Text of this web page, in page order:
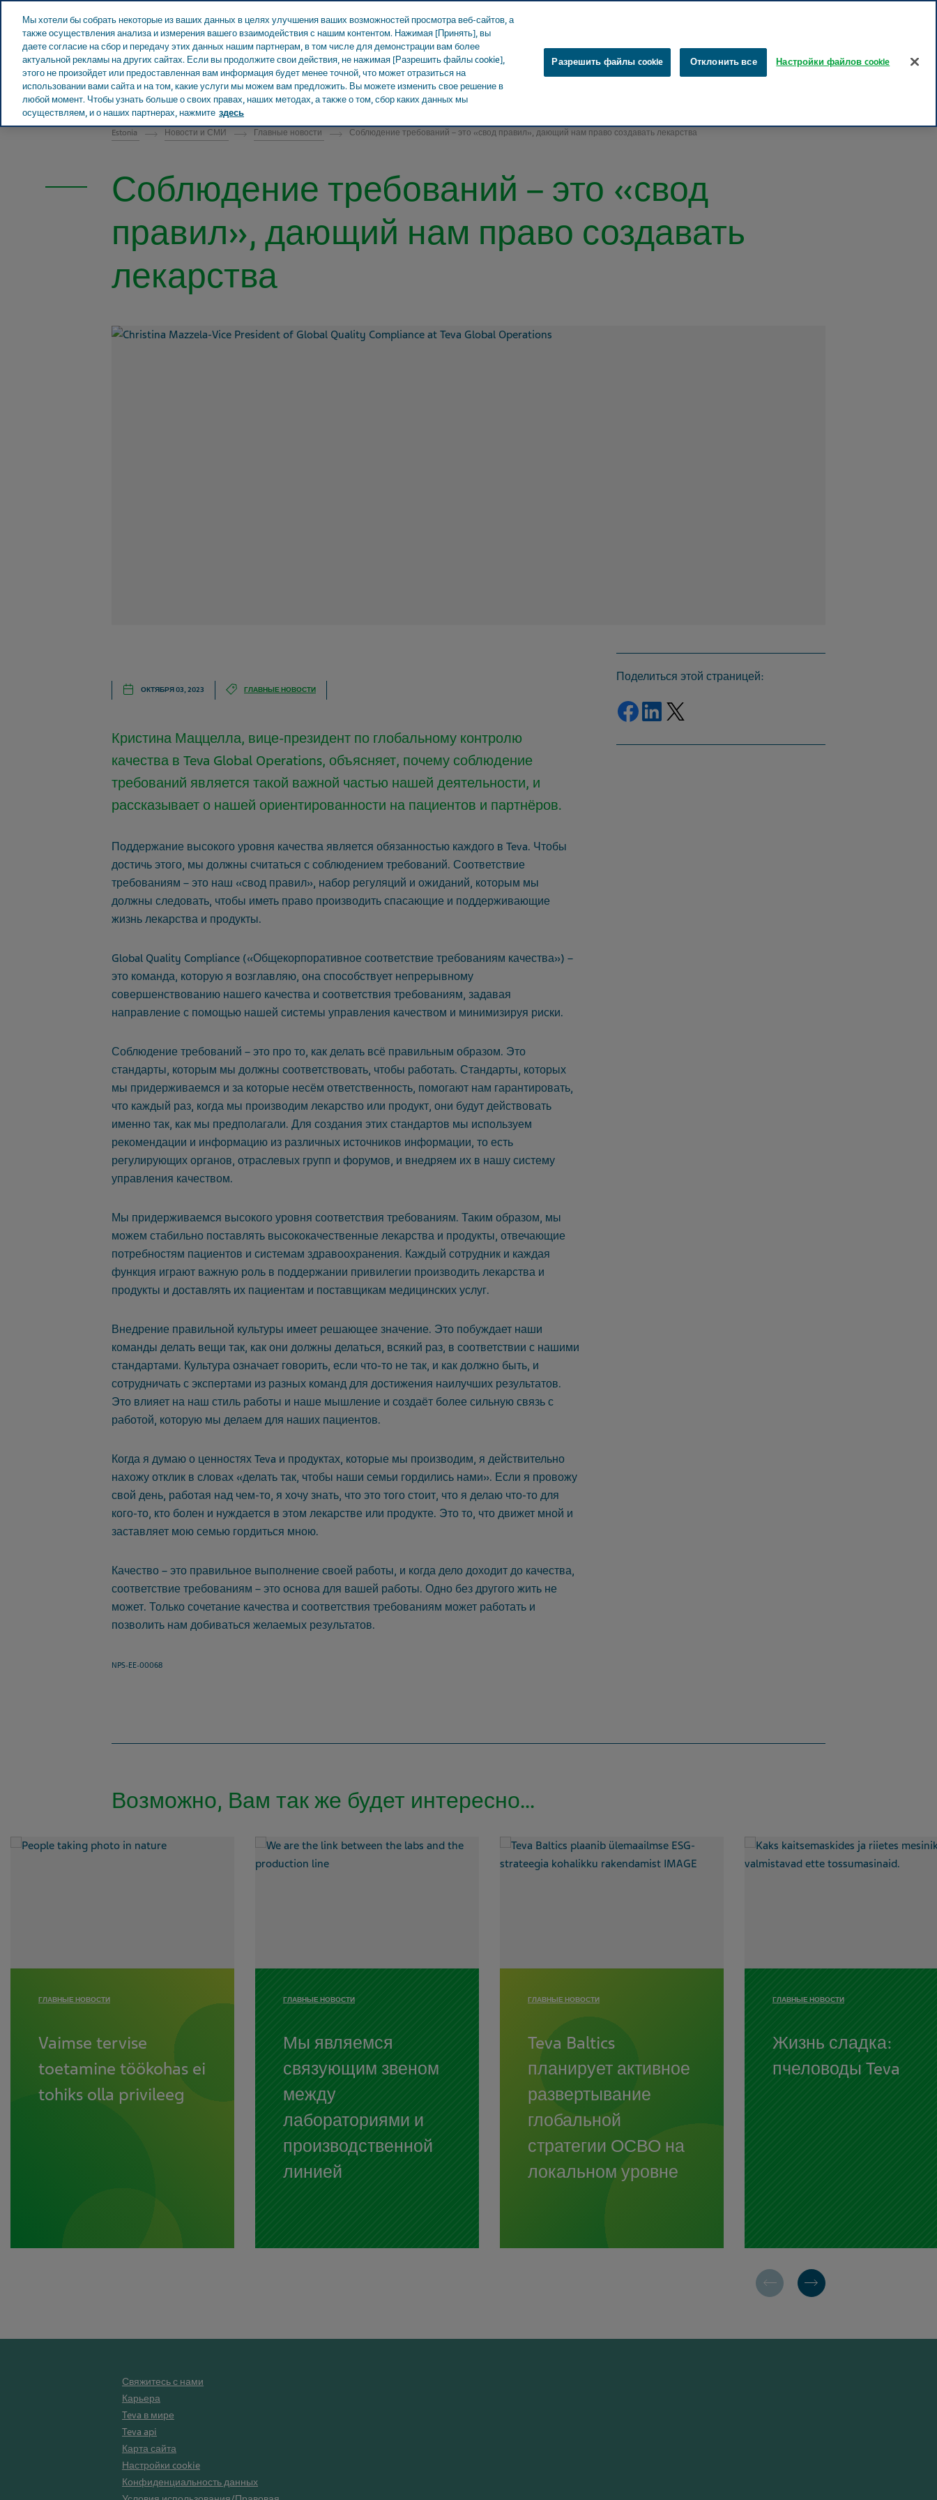
Teva в мире
О Teva Новости и СМИ
ЭСТОНИЯ
Estonia Новости и СМИ Главные новости Соблюдение требований – это «свод правил», дающий нам право создавать лекарства
Соблюдение требований – это «свод
правил», дающий нам право создавать
лекарства
ОКТЯБРЯ 03, 2023 ГЛАВНЫЕ НОВОСТИ
Кристина Маццелла, вице-президент по глобальному контролю
качества в Teva Global Operations, объясняет, почему соблюдение
требований является такой важной частью нашей деятельности, и
рассказывает о нашей ориентированности на пациентов и партнёров.
Поддержание высокого уровня качества является обязанностью каждого в Teva. Чтобы
достичь этого, мы должны считаться с соблюдением требований. Соответствие
требованиям – это наш «свод правил», набор регуляций и ожиданий, которым мы
должны следовать, чтобы иметь право производить спасающие и поддерживающие
жизнь лекарства и продукты.
Global Quality Compliance («Общекорпоративное соответствие требованиям качества») –
это команда, которую я возглавляю, она способствует непрерывному
совершенствованию нашего качества и соответствия требованиям, задавая
направление с помощью нашей системы управления качеством и минимизируя риски.
Соблюдение требований – это про то, как делать всё правильным образом. Это
стандарты, которым мы должны соответствовать, чтобы работать. Стандарты, которых
мы придерживаемся и за которые несём ответственность, помогают нам гарантировать,
что каждый раз, когда мы производим лекарство или продукт, они будут действовать
именно так, как мы предполагали. Для создания этих стандартов мы используем
рекомендации и информацию из различных источников информации, то есть
регулирующих органов, отраслевых групп и форумов, и внедряем их в нашу систему
управления качеством.
Мы придерживаемся высокого уровня соответствия требованиям. Таким образом, мы
можем стабильно поставлять высококачественные лекарства и продукты, отвечающие
потребностям пациентов и системам здравоохранения. Каждый сотрудник и каждая
функция играют важную роль в поддержании привилегии производить лекарства и
продукты и доставлять их пациентам и поставщикам медицинских услуг.
Внедрение правильной культуры имеет решающее значение. Это побуждает наши
команды делать вещи так, как они должны делаться, всякий раз, в соответствии с нашими
стандартами. Культура означает говорить, если что-то не так, и как должно быть, и
сотрудничать с экспертами из разных команд для достижения наилучших результатов.
Это влияет на наш стиль работы и наше мышление и создаёт более сильную связь с
работой, которую мы делаем для наших пациентов.
Когда я думаю о ценностях Teva и продуктах, которые мы производим, я действительно
нахожу отклик в словах «делать так, чтобы наши семьи гордились нами». Если я провожу
свой день, работая над чем-то, я хочу знать, что это того стоит, что я делаю что-то для
кого-то, кто болен и нуждается в этом лекарстве или продукте. Это то, что движет мной и
заставляет мою семью гордиться мною.
Качество – это правильное выполнение своей работы, и когда дело доходит до качества,
соответствие требованиям – это основа для вашей работы. Одно без другого жить не
может. Только сочетание качества и соответствия требованиям может работать и
позволить нам добиваться желаемых результатов.
NPS-EE-00068
Поделиться этой страницей:
Поделиться через фейсбук
Поделиться на Linkedin
Возможно, Вам так же будет интересно...
ГЛАВНЫЕ НОВОСТИ
Vaimse tervise
toetamine töökohas ei
tohiks olla privileeg
ГЛАВНЫЕ НОВОСТИ
Мы являемся
связующим звеном
между
лабораториями и
производственной
линией
ГЛАВНЫЕ НОВОСТИ
Teva Baltics
планирует активное
развертывание
глобальной
стратегии ОСВО на
локальном уровне
ГЛАВНЫЕ НОВОСТИ
Жизнь сладка:
пчеловоды Teva
Свяжитесь с нами
Карьера
Teva в мире
Teva api
Карта сайта
Настройки cookie
Конфиденциальность данных
Мы хотели бы собрать некоторые из ваших данных в целях улучшения ваших возможностей просмотра веб-сайтов, а
также осуществления анализа и измерения вашего взаимодействия с нашим контентом. Нажимая [Принять], вы
даете согласие на сбор и передачу этих данных нашим партнерам, в том числе для демонстрации вам более
актуальной рекламы на других сайтах. Если вы продолжите свои действия, не нажимая [Разрешить файлы cookie],
этого не произойдет или предоставленная вам информация будет менее точной, что может отразиться на
использовании вами сайта и на том, какие услуги мы можем вам предложить. Вы можете изменить свое решение в
любой момент. Чтобы узнать больше о своих правах, наших методах, а также о том, сбор каких данных мы
осуществляем, и о наших партнерах, нажмите здесь
Разрешить файлы cookie Отклонить все Настройки файлов cookie